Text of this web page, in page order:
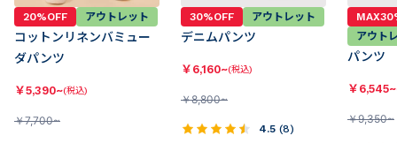
20%OFF アウトレット
コットンリネンバミュー
ダパンツ
￥5,390~(税込)
￥7,700~
30%OFF アウトレット
デニムパンツ
￥ 6,160~(税込)
￥8,800~
4.5 (8)
アウト
パンツ
￥ 6,545~
￥9,350~